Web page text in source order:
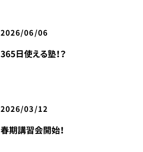
2026/06/06
365日使える塾！？
2026/03/12
春期講習会開始！